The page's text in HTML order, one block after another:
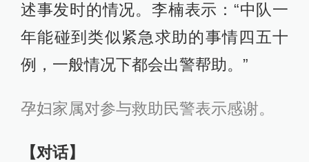
述事发时的情况。李楠表示：“中队一
年能碰到类似紧急求助的事情四五十
例，一般情况下都会出警帮助。”
孕妇家属对参与救助民警表示感谢。
【对话】